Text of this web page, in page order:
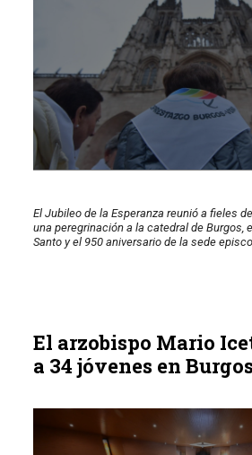
El Jubileo de la Esperanza reunió a fieles
una peregrinación a la catedral de Burgos,
Santo y el 950 aniversario de la sede
El arzobispo Mario
a 34 jóvenes en